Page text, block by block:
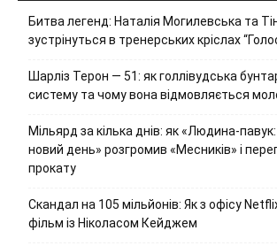
Битва легенд: Наталія Могилевська та
зустрінуться в тренерських кріслах
Шарліз Терон — 51: як голлівудська
систему та чому вона відмовляється
Мільярд за кілька днів: як «Людина-
новий день» розгромив «Месників» і
прокату
Скандал на 105 мільйонів: Як з офісу
фільм із Ніколасом Кейджем